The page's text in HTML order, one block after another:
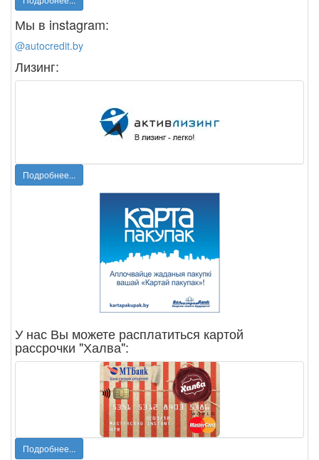
Мы в instagram:
@autocredit.by
Лизинг:
Подробнее...
У нас Вы можете расплатиться картой
рассрочки "Халва":
Подробнее...